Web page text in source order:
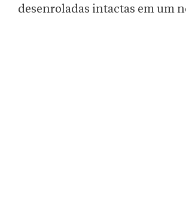
desenroladas intactas em um